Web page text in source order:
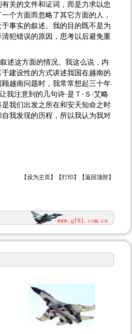
关的文件和证词，而是力求以忠
个方面而忽略了其它方面的人，
事实的叙述。我的目的既不是为
犯错误的原因，思考以后避免重
述这方面的情况。我这么说，内
建设性的方式讲述我国在越南的
越南问题时，我常常想起三十年
我注意到的几句诗·是Ｔ·Ｓ·艾略
我们出发之所在和安天知命之时
我发现的历程，所以我认为我对
【设为主页】【打印 】【返回顶部】